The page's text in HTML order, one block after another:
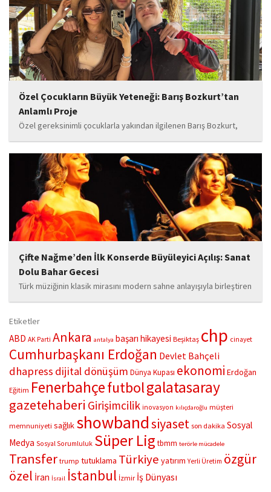
Özel Çocukların Büyük Yeteneği: Barış Bozkurt’tan
Anlamlı Proje
Özel gereksinimli çocuklarla yakından ilgilenen Barış Bozkurt,
hayata geçirdiği örnek çalışma ile hem eğitim camiasının hem de
toplumun dikkatini çekiyor. “Hayatta yaşattığın mutluluk en güzel
hediyedir” anlayışıyla yola çıkan Bozkurt,...
Çifte Nağme’den İlk Konserde Büyüleyici Açılış: Sanat
Dolu Bahar Gecesi
Türk müziğinin klasik mirasını modern sahne anlayışıyla birleştiren
“Çifte Nağme” projesi, ilk konserini İstanbul Ataşehir’de bulunan
buluşturdu. Yoğun katılımla gerçekleşen gece, müzikal çeşitlilik
ve...
Etiketler
ABD AK Parti Ankara antalya başarı hikayesi Beşiktaş chp cinayet
Cumhurbaşkanı Erdoğan Devlet Bahçeli
dhapress dijital dönüşüm Dünya Kupası ekonomi Erdoğan
Eğitim Fenerbahçefutbolgalatasaray
gazetehaberi Girişimcilik inovasyon kılıçdaroğlu müşteri
memnuniyeti sağlık showbandsiyaset son dakika Sosyal
Medya Sosyal Sorumluluk Süper Lig tbmm terörle mücadele
Transfer trump tutuklama Türkiye yatırım Yerli Üretim özgür
özel İran İsrail İstanbul İzmir İş Dünyası